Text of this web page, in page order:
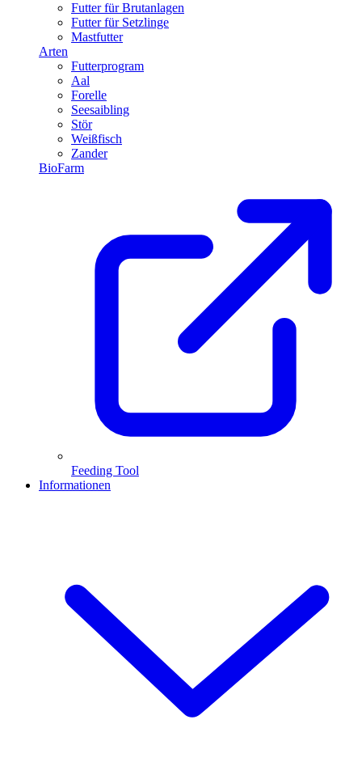
Futter für Brutanlagen
Futter für Setzlinge
Mastfutter
Arten
Futterprogram
Aal
Forelle
Seesaibling
Stör
Weißfisch
Zander
BioFarm
Feeding Tool
Informationen